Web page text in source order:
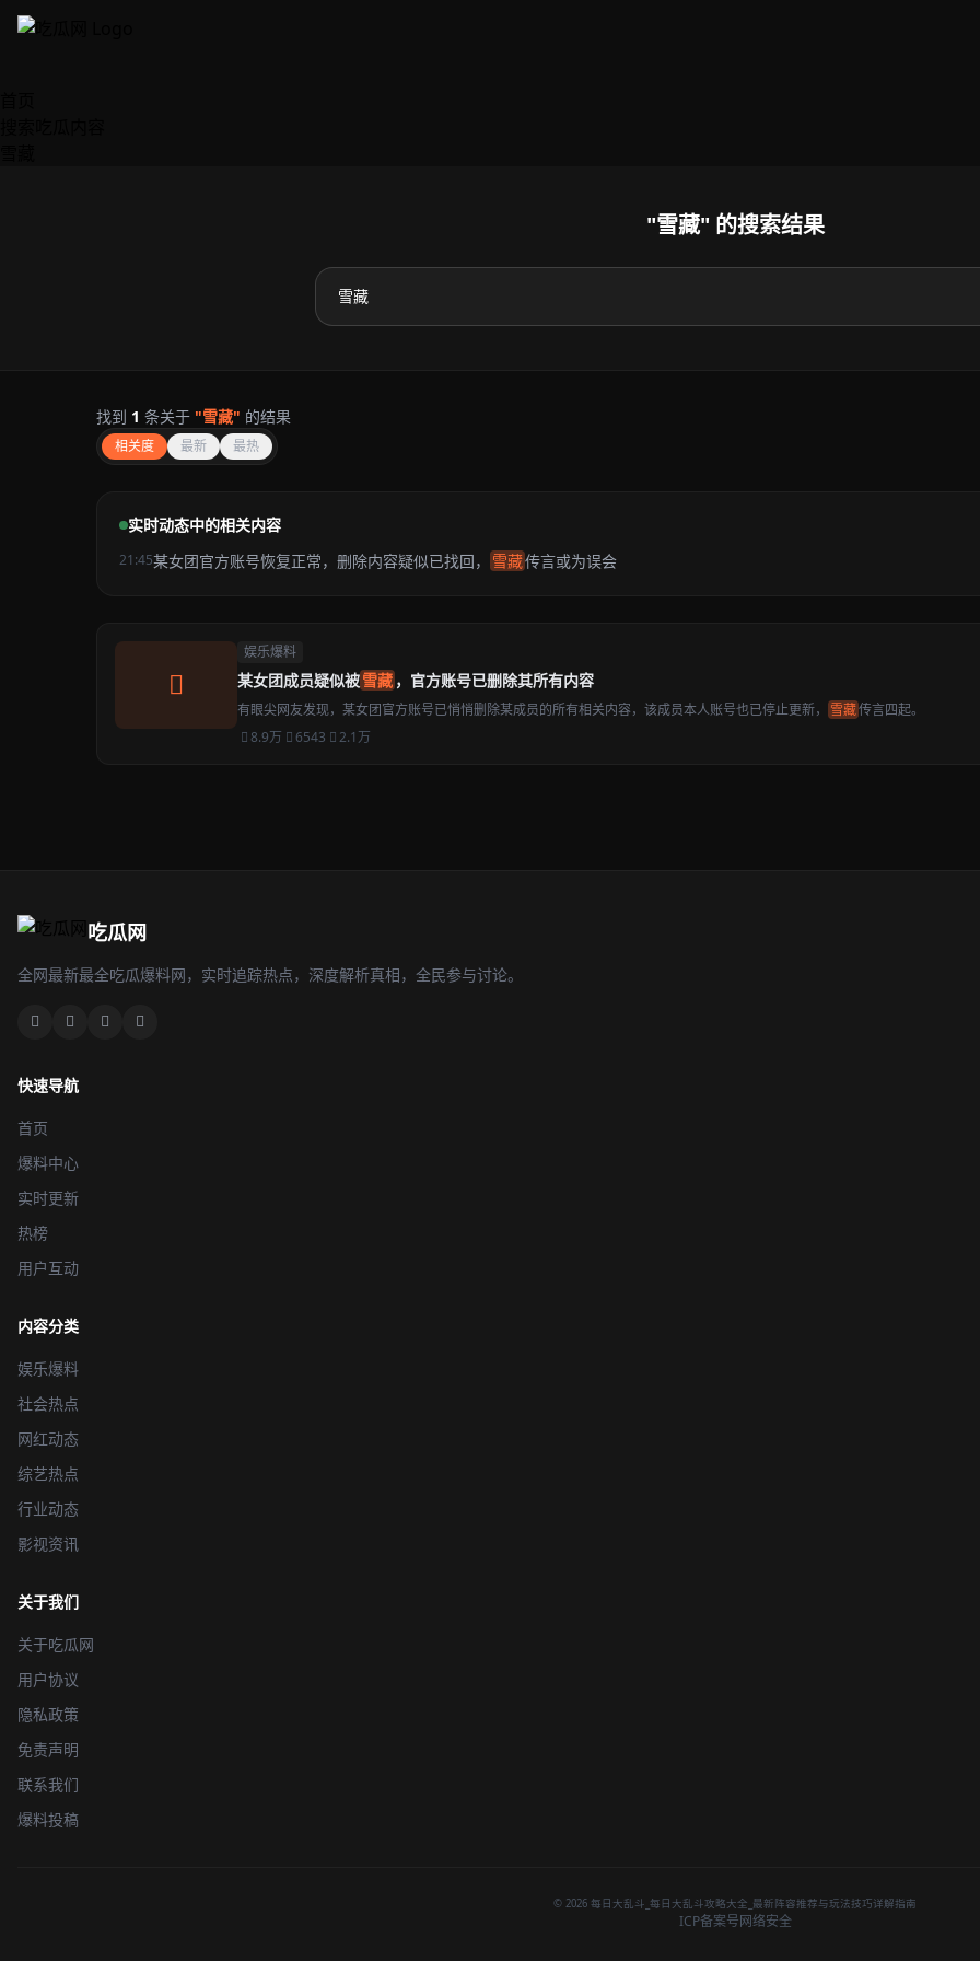
跳过导航
"雪藏" 的搜索结果
找到 1 条关于 "雪藏" 的结果
相关度 最新 最热
实时动态中的相关内容
21:45某女团官方账号恢复正常，删除内容疑似已找回， 雪藏传言或为误会
娱乐爆料
某女团成员疑似被雪藏 ，官方账号已删除其所有内容
有眼尖网友发现，某女团官方账号已悄悄删除某成员的所有相关内容，该成员本人账号也已停止更新， 雪藏传言四起。
8.9万
6543 2.1万
吃瓜网
全网最新最全吃瓜爆料网，实时追踪热点，深度解析真相，全民参与讨论。
快速导航
首页
爆料中心
实时更新
热榜
用户互动
内容分类
娱乐爆料
社会热点
网红动态
综艺热点
行业动态
影视资讯
关于我们
关于吃瓜网
用户协议
隐私政策
免责声明
联系我们
爆料投稿
© 2026 每日大乱斗_每日大乱斗攻略大全_最新阵容推荐与玩法技巧详解指南
ICP备案号网络安全